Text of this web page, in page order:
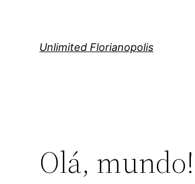
Unlimited Florianopolis
Olá, mundo!